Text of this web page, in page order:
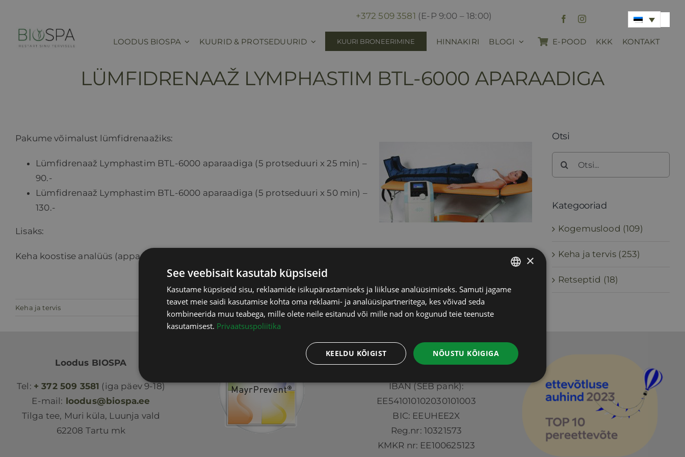
content
+372 509 3581 (E-P 9:00 – 18:00)
LOODUS BIOSPA KUURID & PROTSEDUURID KUURI BRONEERIMINE HINNAKIRI BLOGI E-POOD KKK KONTAKT
LÜMFIDRENAAŽ LYMPHASTIM BTL-6000 APARAADIGA
Pakume võimalust lümfidrenaažiks:
Lümfidrenaaž Lymphastim BTL-6000 aparaadiga (5 protseduuri х 25 min) –
90.-
Lümfidrenaaž Lymphastim BTL-6000 aparaadiga (5 protseduuri х 50 min) –
130.-
Lisaks:
Keha koostise analüüs (apparaadiga) kuuri viimasel päeval – 10.-
Keha ja tervis
Otsi
Search
for:
Kategooriad
Kogemuslood (109)
Keha ja tervis (253)
Retseptid (18)
Loodus BIOSPA
Tel: + 372 509 3581 (iga päev 9-18)
E-mail: loodus@biospa.ee
Tilga tee, Muri küla, Luunja vald
62208 Tartu mk
Tesmasan OÜ
IBAN (SEB pank):
EE541010102030101003
BIC: EEUHEE2X
Reg.nr: 10321573
KMKR nr: EE100625123
ESTONIAN
×
See veebisait kasutab küpsiseid
Kasutame küpsiseid sisu, reklaamide isikupärastamiseks ja liikluse analüüsimiseks. Samuti jagame
teavet meie saidi kasutamise kohta oma reklaami- ja analüüsipartneritega, kes võivad seda
kombineerida muu teabega, mille olete neile esitanud või mille nad on kogunud teie teenuste
kasutamisest. Privaatsuspoliitika
NÕUSTU KÕIGIGA
KEELDU KÕIGIST